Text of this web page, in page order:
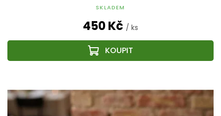
SKLADEM
450 Kč / ks